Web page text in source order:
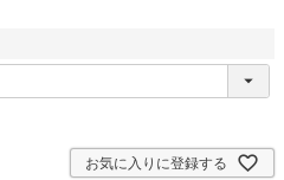
お気に入りに登録する